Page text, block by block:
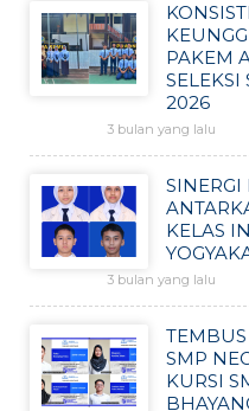
PAKEM
2026
3 bulan yang lalu
SINERGI
KELAS
3 bulan yang lalu
TEMBUS
SMP
KURSI